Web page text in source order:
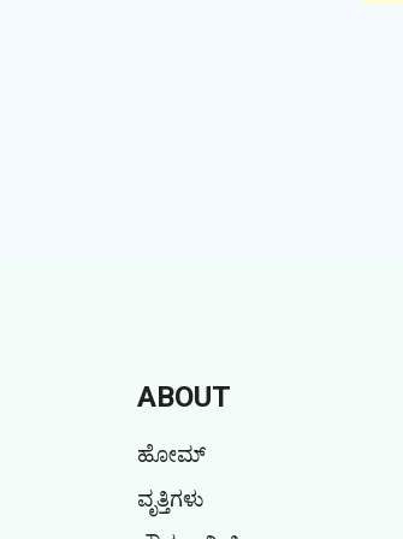
ABOUT
ಹೋಮ್
ವೃತ್ತಿಗಳು